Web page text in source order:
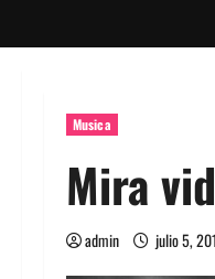
Musica
Mira
admin julio 5,